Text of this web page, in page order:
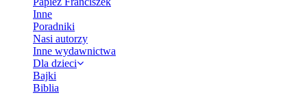
Inne
Poradniki
Nasi autorzy
Inne wydawnictwa
Dla dzieci
Bajki
Biblia